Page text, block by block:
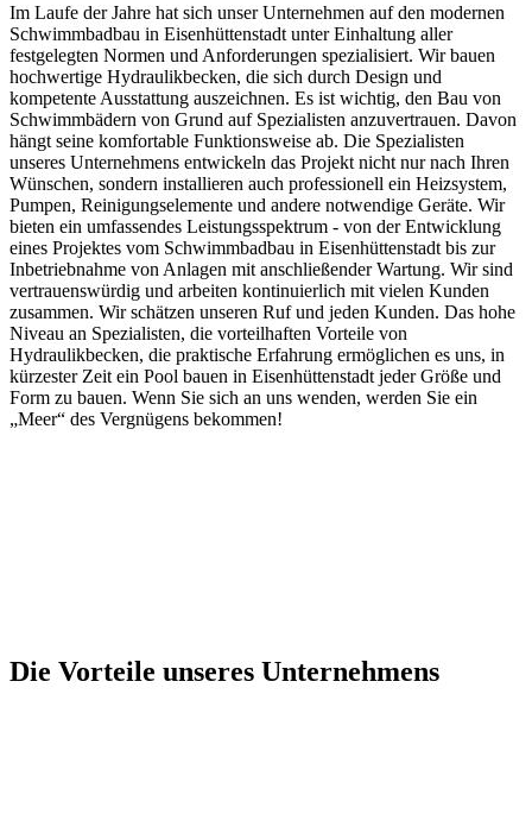
Im Laufe der Jahre hat sich unser Unternehmen auf den modernen
Schwimmbadbau in Eisenhüttenstadt unter Einhaltung aller
festgelegten Normen und Anforderungen spezialisiert. Wir bauen
hochwertige Hydraulikbecken, die sich durch Design und
kompetente Ausstattung auszeichnen. Es ist wichtig, den Bau von
Schwimmbädern von Grund auf Spezialisten anzuvertrauen. Davon
hängt seine komfortable Funktionsweise ab. Die Spezialisten
unseres Unternehmens entwickeln das Projekt nicht nur nach Ihren
Wünschen, sondern installieren auch professionell ein Heizsystem,
Pumpen, Reinigungselemente und andere notwendige Geräte. Wir
bieten ein umfassendes Leistungsspektrum - von der Entwicklung
eines Projektes vom Schwimmbadbau in Eisenhüttenstadt bis zur
Inbetriebnahme von Anlagen mit anschließender Wartung. Wir sind
vertrauenswürdig und arbeiten kontinuierlich mit vielen Kunden
zusammen. Wir schätzen unseren Ruf und jeden Kunden. Das hohe
Niveau an Spezialisten, die vorteilhaften Vorteile von
Hydraulikbecken, die praktische Erfahrung ermöglichen es uns, in
kürzester Zeit ein Pool bauen in Eisenhüttenstadt jeder Größe und
Form zu bauen. Wenn Sie sich an uns wenden, werden Sie ein
„Meer“ des Vergnügens bekommen!
Die Vorteile unseres Unternehmens